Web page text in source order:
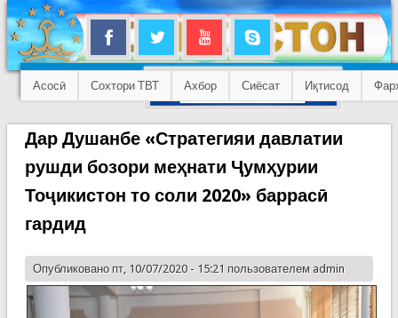
Асосӣ Сохтори ТВТ Ахбор Сиёсат Иқтисод
Дар Душанбе «Стратегияи давлатии
рушди бозори меҳнати Ҷумҳурии
Тоҷикистон то соли 2020» баррасӣ
гардид
Опубликовано пт, 10/07/2020 - 15:21 пользователем admin